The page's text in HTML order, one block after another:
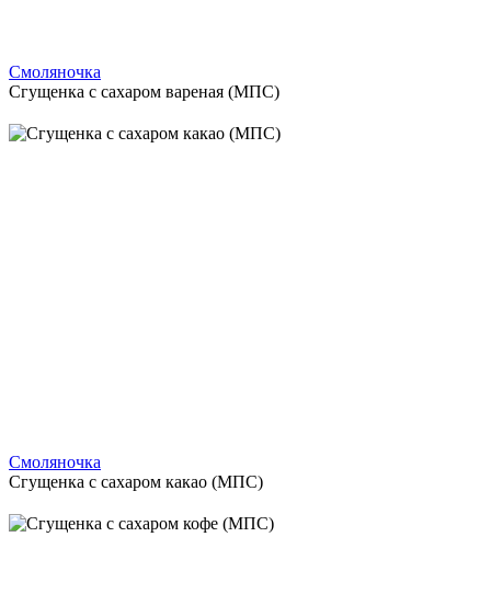
Смоляночка
Сгущенка с сахаром вареная (МПС)
Смоляночка
Сгущенка с сахаром какао (МПС)